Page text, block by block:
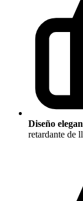
Diseño
retardante de